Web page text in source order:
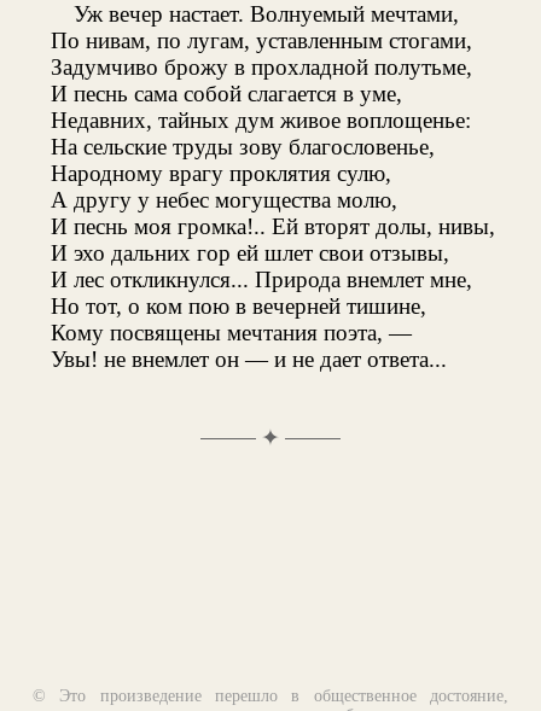
Уж вечер настает. Волнуемый мечтами,
По нивам, по лугам, уставленным стогами,
Задумчиво брожу в прохладной полутьме,
И песнь сама собой слагается в уме,
Недавних, тайных дум живое воплощенье:
На сельские труды зову благословенье,
Народному врагу проклятия сулю,
А другу у небес могущества молю,
И песнь моя громка!.. Ей вторят долы, нивы,
И эхо дальних гор ей шлет свои отзывы,
И лес откликнулся... Природа внемлет мне,
Но тот, о ком пою в вечерней тишине,
Кому посвящены мечтания поэта, —
Увы! не внемлет он — и не дает ответа...
✦
© Это произведение перешло в общественное достояние,